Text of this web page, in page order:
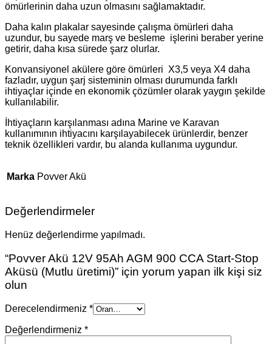
ömürlerinin daha uzun olmasını sağlamaktadır.
Daha kalın plakalar sayesinde çalışma ömürleri daha
uzundur, bu sayede marş ve besleme işlerini beraber yerine
getirir, daha kısa sürede şarz olurlar.
Konvansiyonel akülere göre ömürleri X3,5 veya X4 daha
fazladır, uygun şarj sisteminin olması durumunda farklı
ihtiyaçlar içinde en ekonomik çözümler olarak yaygın şekilde
kullanılabilir.
İhtiyaçların karşılanması adına Marine ve Karavan
kullanımının ihtiyacını karşılayabilecek ürünlerdir, benzer
teknik özellikleri vardır, bu alanda kullanıma uygundur.
Marka Povver Akü
Değerlendirmeler
Henüz değerlendirme yapılmadı.
“Povver Akü 12V 95Ah AGM 900 CCA Start-Stop
Aküsü (Mutlu üretimi)” için yorum yapan ilk kişi siz
olun
Derecelendirmeniz *
Değerlendirmeniz *